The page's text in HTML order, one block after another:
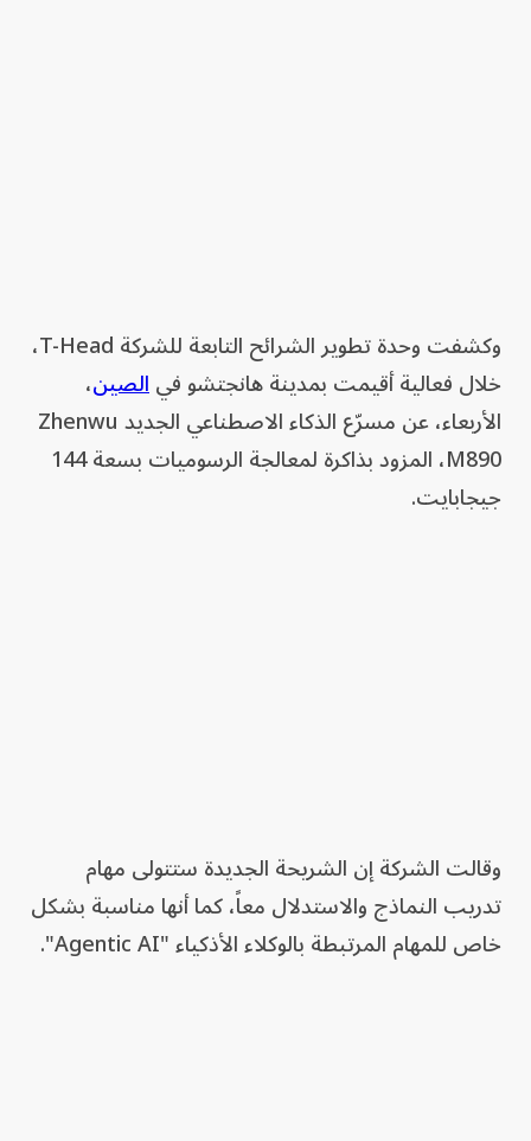
وكشفت وحدة تطوير الشرائح التابعة للشركة T-Head،
خلال فعالية أقيمت بمدينة هانجتشو فيالصين،
الأربعاء، عن مسرّع الذكاء الاصطناعي الجديد Zhenwu
M890، المزود بذاكرة لمعالجة الرسوميات بسعة 144
جيجابايت.
وقالت الشركة إن الشريحة الجديدة ستتولى مهام
تدريب النماذج والاستدلال معاً، كما أنها مناسبة بشكل
خاص للمهام المرتبطة بالوكلاء الأذكياء "Agentic AI".